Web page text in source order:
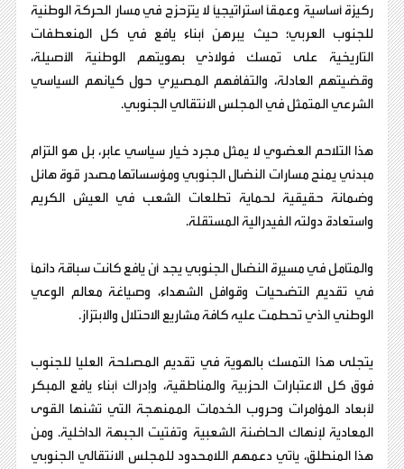
ركيزة أساسية وعمقاً استراتيجياً لا يتزحزح في مسار الحركة الوطنية
للجنوب العربي؛ حيث يبرهن أبناء يافع في كل المنعطفات
التاريخية على تمسك فولاذي بهويتهم الوطنية الأصيلة،
وقضيتهم العادلة، والتفافهم المصيري حول كيانهم السياسي
الشرعي المتمثل في المجلس الانتقالي الجنوبي.
هذا التلاحم العضوي لا يمثل مجرد خيار سياسي عابر، بل هو التزام
مبدئي يمنح مسارات النضال الجنوبي ومؤسساتها مصدر قوة هائل
وضمانة حقيقية لحماية تطلعات الشعب في العيش الكريم
واستعادة دولته الفيدرالية المستقلة.
والمتأمل في مسيرة النضال الجنوبي يجد أن يافع كانت سباقة دائماً
في تقديم التضحيات وقوافل الشهداء، وصياغة معالم الوعي
الوطني الذي تحطمت عليه كافة مشاريع الاحتلال والابتزاز.
يتجلى هذا التمسك بالهوية في تقديم المصلحة العليا للجنوب
فوق كل الاعتبارات الحزبية والمناطقية، وإدراك أبناء يافع المبكر
لأبعاد المؤامرات وحروب الخدمات الممنهجة التي تشنها القوى
المعادية لإنهاك الحاضنة الشعبية وتفتيت الجبهة الداخلية. ومن
هذا المنطلق، يأتي دعمهم اللامحدود للمجلس الانتقالي الجنوبي